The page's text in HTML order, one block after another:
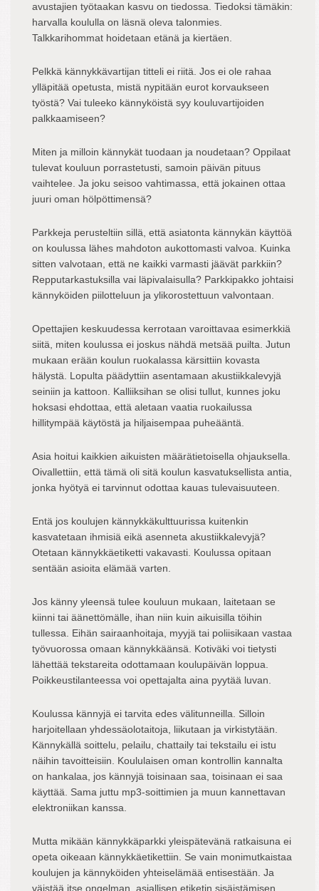
avustajien työtaakan kasvu on tiedossa. Tiedoksi tämäkin:
harvalla koululla on läsnä oleva talonmies.
Talkkarihommat hoidetaan etänä ja kiertäen.
Pelkkä kännykkävartijan titteli ei riitä. Jos ei ole rahaa
ylläpitää opetusta, mistä nypitään eurot korvaukseen
työstä? Vai tuleeko kännyköistä syy kouluvartijoiden
palkkaamiseen?
Miten ja milloin kännykät tuodaan ja noudetaan? Oppilaat
tulevat kouluun porrastetusti, samoin päivän pituus
vaihtelee. Ja joku seisoo vahtimassa, että jokainen ottaa
juuri oman hölpöttimensä?
Parkkeja perusteltiin sillä, että asiatonta kännykän käyttöä
on koulussa lähes mahdoton aukottomasti valvoa. Kuinka
sitten valvotaan, että ne kaikki varmasti jäävät parkkiin?
Repputarkastuksilla vai läpivalaisulla? Parkkipakko johtaisi
kännyköiden piilotteluun ja ylikorostettuun valvontaan.
Opettajien keskuudessa kerrotaan varoittavaa esimerkkiä
siitä, miten koulussa ei joskus nähdä metsää puilta. Jutun
mukaan erään koulun ruokalassa kärsittiin kovasta
hälystä. Lopulta päädyttiin asentamaan akustiikkalevyjä
seiniin ja kattoon. Kalliiksihan se olisi tullut, kunnes joku
hoksasi ehdottaa, että aletaan vaatia ruokailussa
hillitympää käytöstä ja hiljaisempaa puheääntä.
Asia hoitui kaikkien aikuisten määrätietoisella ohjauksella.
Oivallettiin, että tämä oli sitä koulun kasvatuksellista antia,
jonka hyötyä ei tarvinnut odottaa kauas tulevaisuuteen.
Entä jos koulujen kännykkäkulttuurissa kuitenkin
kasvatetaan ihmisiä eikä asenneta akustiikkalevyjä?
Otetaan kännykkäetiketti vakavasti. Koulussa opitaan
sentään asioita elämää varten.
Jos känny yleensä tulee kouluun mukaan, laitetaan se
kiinni tai äänettömälle, ihan niin kuin aikuisilla töihin
tullessa. Eihän sairaanhoitaja, myyjä tai poliisikaan vastaa
työvuorossa omaan kännykkäänsä. Kotiväki voi tietysti
lähettää tekstareita odottamaan koulupäivän loppua.
Poikkeustilanteessa voi opettajalta aina pyytää luvan.
Koulussa kännyjä ei tarvita edes välitunneilla. Silloin
harjoitellaan yhdessäolotaitoja, liikutaan ja virkistytään.
Kännykällä soittelu, pelailu, chattaily tai tekstailu ei istu
näihin tavoitteisiin. Koululaisen oman kontrollin kannalta
on hankalaa, jos kännyjä toisinaan saa, toisinaan ei saa
käyttää. Sama juttu mp3-soittimien ja muun kannettavan
elektroniikan kanssa.
Mutta mikään kännykkäparkki yleispätevänä ratkaisuna ei
opeta oikeaan kännykkäetikettiin. Se vain monimutkaistaa
koulujen ja kännyköiden yhteiselämää entisestään. Ja
väistää itse ongelman, asiallisen etiketin sisäistämisen.